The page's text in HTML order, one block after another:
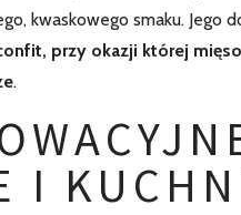
kwaskowego smaku. Jego
przy okazji której
.
I